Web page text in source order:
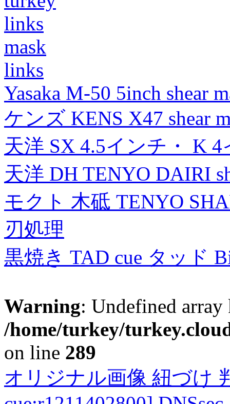
links
mask
links
Yasaka M-50 5inch shear
ケンズ KENS X47 shear
天洋 SX 4.5インチ・ K
天洋 DH TENYO DAIRI
モクト 木砥 TENYO
刃処理
黒焼き TAD cue タッド
Warning: Undefined
/home/turkey/
on line 289
オリジナル画像 紐づけ